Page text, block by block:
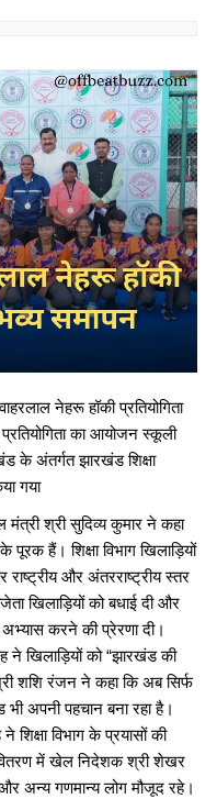
नेहरू हॉकी प्रतियोगिता
का आयोजन स्कूली
के अंतर्गत झारखंड शिक्षा
गया
श्री सुदिव्य कुमार ने कहा
हैं। शिक्षा विभाग खिलाड़ियों
और अंतरराष्ट्रीय स्तर
खिलाड़ियों को बधाई दी और
करने की प्रेरणा दी।
ने खिलाड़ियों को “झारखंड की
शशि रंजन ने कहा कि अब सिर्फ
भी अपनी पहचान बना रहा है।
शिक्षा विभाग के प्रयासों की
वितरण में खेल निदेशक श्री शेखर
अन्य गणमान्य लोग मौजूद रहे।